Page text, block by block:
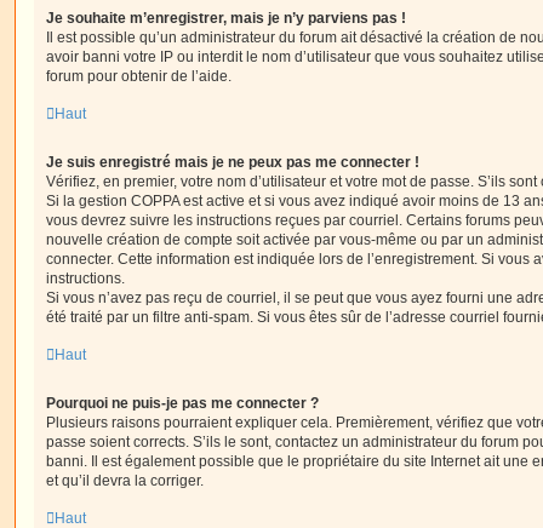
Je souhaite m’enregistrer, mais je n’y parviens pas !
Il est possible qu’un administrateur du forum ait désactivé la création de
avoir banni votre IP ou interdit le nom d’utilisateur que vous souhaitez
forum pour obtenir de l’aide.
Haut
Je suis enregistré mais je ne peux pas me connecter !
Vérifiez, en premier, votre nom d’utilisateur et votre mot de passe. S’ils
Si la gestion COPPA est active et si vous avez indiqué avoir moins de 13
vous devrez suivre les instructions reçues par courriel. Certains forums
nouvelle création de compte soit activée par vous-même ou par un
connecter. Cette information est indiquée lors de l’enregistrement. Si vous
instructions.
Si vous n’avez pas reçu de courriel, il se peut que vous ayez fourni une
été traité par un filtre anti-spam. Si vous êtes sûr de l’adresse courriel
Haut
Pourquoi ne puis-je pas me connecter ?
Plusieurs raisons pourraient expliquer cela. Premièrement, vérifiez que
passe soient corrects. S’ils le sont, contactez un administrateur du forum
banni. Il est également possible que le propriétaire du site Internet ait une
et qu’il devra la corriger.
Haut